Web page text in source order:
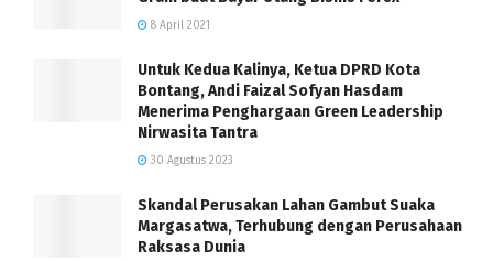
8 April 2021
Untuk Kedua Kalinya, Ketua DPRD Kota
Bontang, Andi Faizal Sofyan Hasdam
Menerima Penghargaan Green Leadership
Nirwasita Tantra
30 Agustus 2023
Skandal Perusakan Lahan Gambut Suaka
Margasatwa, Terhubung dengan Perusahaan
Raksasa Dunia